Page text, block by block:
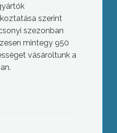
szerint
szezonban
mintegy 950
vásároltunk a